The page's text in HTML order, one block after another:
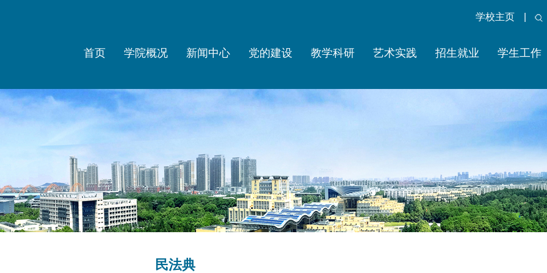
学校主页
首页 学院概况 新闻中心 党的建设 教学科研 艺术实践 招生就业 学生工作
民法典